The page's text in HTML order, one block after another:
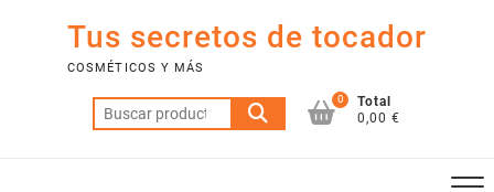
contenido
Tus secretos de tocador
COSMÉTICOS Y MÁS
Buscar
por:
0
Total
0,00 €